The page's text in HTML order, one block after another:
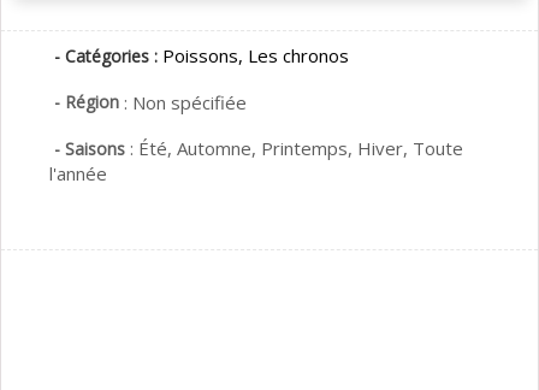
- Catégories : Poissons, Les chronos
- Région : Non spécifiée
- Saisons : Été, Automne, Printemps, Hiver, Toute
l'année